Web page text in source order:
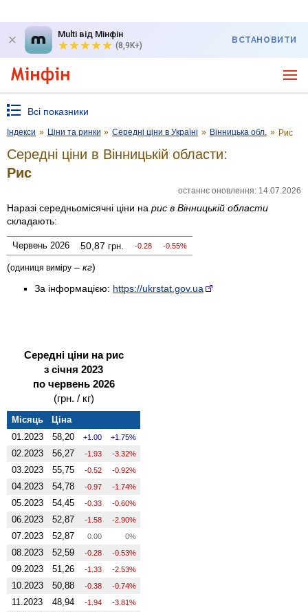
Multi від Мінфін
(8,9K+)
ВСТАНОВИТИ
Всі показники
Індекси » Ціни та ринки » Середні ціни в Україні » Вінницька обл. » Рис
Середні ціни в Вінницькій области:
Рис
останнє оновлення: 14.07.2026
Наразі середньомісячні ціни на рис в Вінницькій области
складають:
Червень 2026 50,87 грн. -0.28 -0.55%
(одиниця виміру – кг)
За інформацією: https://ukrstat.gov.ua
Середні ціни на рис
з січня 2023
по червень 2026
(грн. / кг)
Місяць
Ціна
01.2023
58,20 1.00 1.75%
02.2023 56,27 -1.93 -3.32%
03.2023 55,75 -0.52 -0.92%
04.2023 54,78 -0.97 -1.74%
05.2023 54,45 -0.33 -0.60%
06.2023 52,87 -1.58 -2.90%
07.2023 52,87 0.00 0%
08.2023 52,59 -0.28 -0.53%
09.2023 51,26 -1.33 -2.53%
10.2023 50,88 -0.38 -0.74%
11.2023 48,94 -1.94 -3.81%